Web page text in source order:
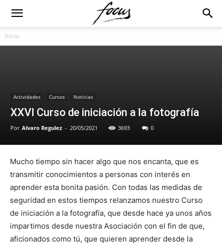
Inicio
Actividades Cursos Noticias
XXVI Curso de iniciación a la fotografía
Por Alvaro Regulez - 20/05/2021 3693 0
Mucho tiempo sin hacer algo que nos encanta, que es
transmitir conocimientos a personas con interés en
aprender esta bonita pasión. Con todas las medidas de
seguridad en estos tiempos relanzamos nuestro Curso
de iniciación a la fotografía, que desde hace ya unos años
impartimos desde nuestra Asociación con el fin de que,
aficionados como tú, que quieren aprender desde la